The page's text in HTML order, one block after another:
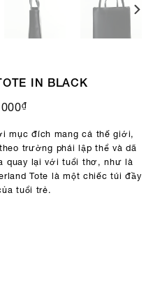
IN BLACK
₫
mục đích mang cả thế giới,
trường phái lập thể và dã
quay lại với tuổi thơ, như là
Tote là một chiếc túi đầy
tuổi trẻ.